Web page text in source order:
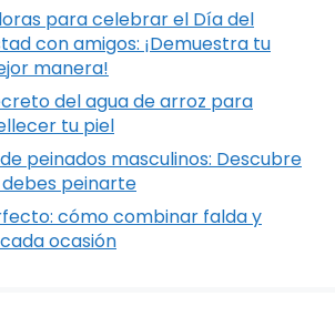
para celebrar el Día del
con amigos: ¡Demuestra tu
manera!
del agua de arroz para
tu piel
peinados masculinos: Descubre
peinarte
cómo combinar falda y
ocasión